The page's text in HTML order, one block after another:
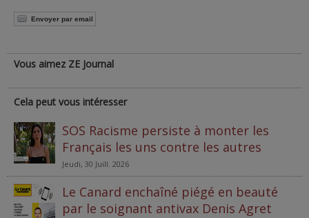
Envoyer par email
Vous aimez ZE Journal
Cela peut vous intéresser
SOS Racisme persiste à monter les
Français les uns contre les autres
Jeudi, 30 Juill. 2026
Le Canard enchaîné piégé en beauté
par le soignant antivax Denis Agret